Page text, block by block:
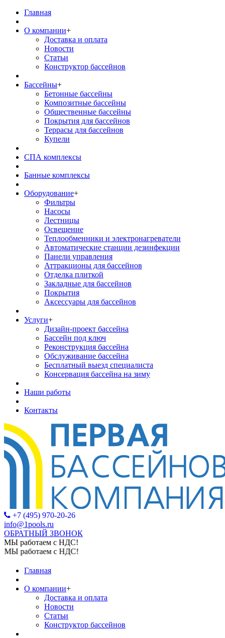
Главная
О компании+
Доставка и оплата
Новости
Статьи
Конструктор бассейнов
Бассейны+
Бетонные бассейны
Композитные бассейны
Общественные бассейны
Покрытия для бассейнов
Террасы для бассейнов
Купели
СПА комплексы
Банные комплексы
Оборудование+
Фильтры
Насосы
Лестницы
Освещение
Теплообменники и электронагреватели
Автоматические станции дезинфекции
Панели управления
Аттракционы для бассейнов
Отделка плиткой
Закладные для бассейнов
Покрытия
Аксессуары для бассейнов
Услуги+
Дизайн-проект бассейна
Бассейн под ключ
Реконструкция бассейна
Обслуживание бассейна
Бесплатный выезд специалиста
Консервация бассейна на зиму
Наши работы
Контакты
+7 (495) 970-20-26
info@1pools.ru
ОБРАТНЫЙ ЗВОНОК
МЫ работаем с НДС!
Главная
О компании+
Доставка и оплата
Новости
Статьи
Конструктор бассейнов